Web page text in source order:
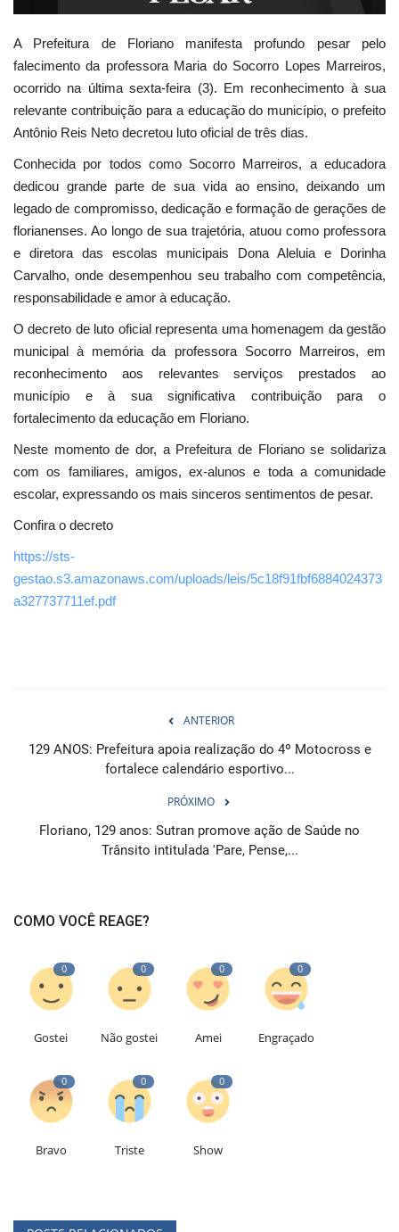
A Prefeitura de Floriano manifesta profundo pesar pelo
falecimento da professora Maria do Socorro Lopes Marreiros,
ocorrido na última sexta-feira (3). Em reconhecimento à sua
relevante contribuição para a educação do município, o prefeito
Antônio Reis Neto decretou luto oficial de três dias.
Conhecida por todos como Socorro Marreiros, a educadora
dedicou grande parte de sua vida ao ensino, deixando um
legado de compromisso, dedicação e formação de gerações de
florianenses. Ao longo de sua trajetória, atuou como professora
e diretora das escolas municipais Dona Aleluia e Dorinha
Carvalho, onde desempenhou seu trabalho com competência,
responsabilidade e amor à educação.
O decreto de luto oficial representa uma homenagem da gestão
municipal à memória da professora Socorro Marreiros, em
reconhecimento aos relevantes serviços prestados ao
município e à sua significativa contribuição para o
fortalecimento da educação em Floriano.
Neste momento de dor, a Prefeitura de Floriano se solidariza
com os familiares, amigos, ex-alunos e toda a comunidade
escolar, expressando os mais sinceros sentimentos de pesar.
Confira o decreto
https://sts-
gestao.s3.amazonaws.com/uploads/leis/5c18f91fbf6884024373
a327737711ef.pdf
ANTERIOR
129 ANOS: Prefeitura apoia realização do 4º Motocross e
fortalece calendário esportivo...
PRÓXIMO
Floriano, 129 anos: Sutran promove ação de Saúde no
Trânsito intitulada 'Pare, Pense,...
COMO VOCÊ REAGE?
0
Gostei
0
Não gostei
0
Amei
0
Engraçado
0
Bravo
0
Triste
0
Show